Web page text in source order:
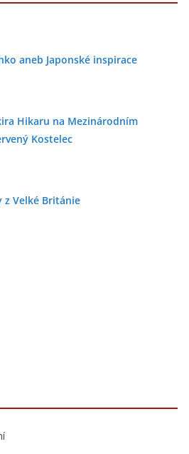
aneb Japonské inspirace
Hikaru na Mezinárodním
Kostelec
z Velké Británie